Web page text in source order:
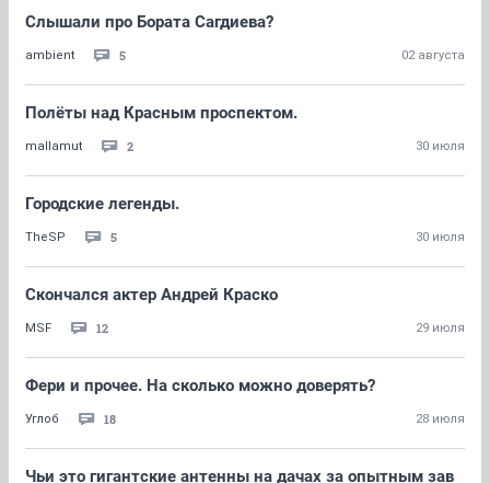
Слышали про Бората Сагдиева?
ambient 5 02 августа
Полёты над Красным проспектом.
mallamut 2 30 июля
Городские легенды.
TheSP 5 30 июля
Скончался актер Андрей Краско
MSF 12 29 июля
Фери и прочее. На сколько можно доверять?
Углоб 18 28 июля
Чьи это гигантские антенны на дачах за опытным зав